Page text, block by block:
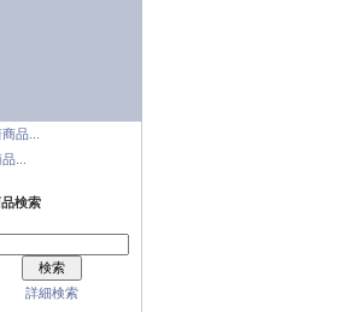
品...
...
検索
詳細検索